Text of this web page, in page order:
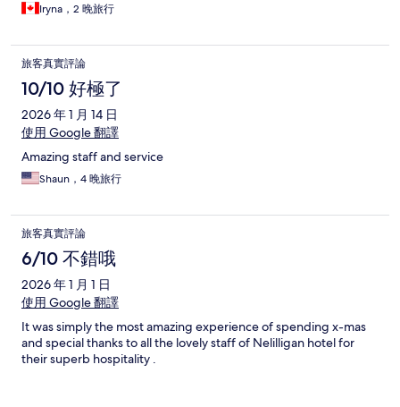
Iryna，2 晚旅行
旅客真實評論
10/10 好極了
2026 年 1 月 14 日
使用 Google 翻譯
Amazing staff and service
Shaun，4 晚旅行
旅客真實評論
6/10 不錯哦
2026 年 1 月 1 日
使用 Google 翻譯
It was simply the most amazing experience of spending x-mas
and special thanks to all the lovely staff of Nelilligan hotel for
their superb hospitality .